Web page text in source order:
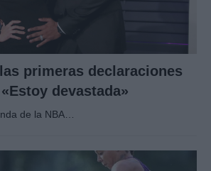
primeras declaraciones
devastada»
de la NBA…